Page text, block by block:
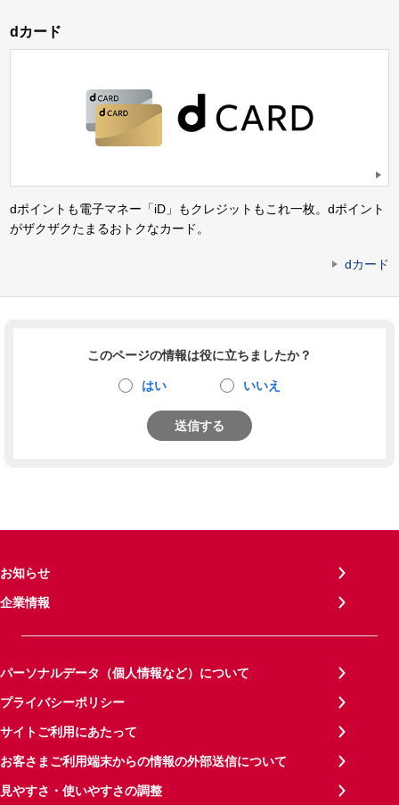
dカード
dポイントも電子マネー「iD」もクレジットもこれ一枚。dポイント
がザクザクたまるおトクなカード。
dカード
このページの情報は役に立ちましたか？
はい いいえ
送信する
お知らせ
企業情報
パーソナルデータ（個人情報など）について
プライバシーポリシー
サイトご利用にあたって
お客さまご利用端末からの情報の外部送信について
見やすさ・使いやすさの調整